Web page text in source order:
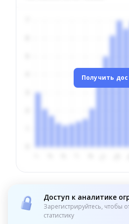
Получить
Доступ к аналитике
Зарегистрируйтесь, чтобы
статистику